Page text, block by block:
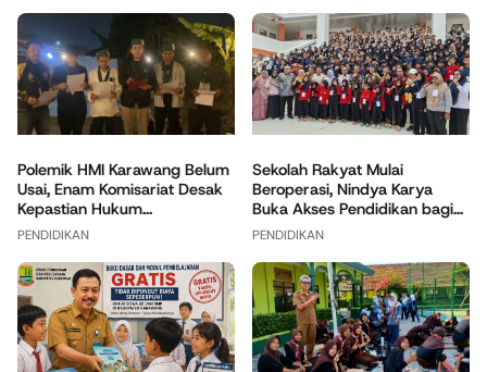
Polemik HMI Karawang Belum
Usai, Enam Komisariat Desak
Kepastian Hukum...
PENDIDIKAN
Sekolah Rakyat Mulai
Beroperasi, Nindya Karya
Buka Akses Pendidikan bagi...
PENDIDIKAN